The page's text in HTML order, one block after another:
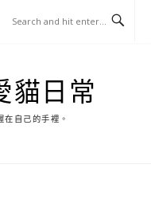
貓日常
自己的手裡。